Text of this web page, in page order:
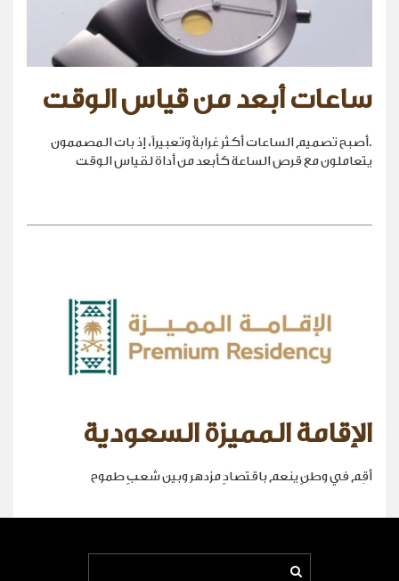
ساعات أبعد من قياس الوقت
.أصبح تصميم الساعات أكثر غرابةً وتعبيراً، إذ بات المصممون
يتعاملون مع قرص الساعة كأبعد من أداة لقياس الوقت
الإقامة المميزة السعودية
أقِم في وطنٍ ينعم باقتصادٍ مزدهر وبين شعبٍ طموح